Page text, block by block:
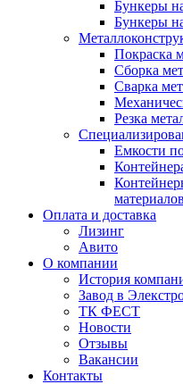
Бункеры
Бункеры
Покраска
Сборка
Сварка
Резка
Емкости
материалов
Оплата и доставка
Лизинг
Авито
О компании
История
Завод в
ТК ФЕСТ
Новости
Отзывы
Вакансии
Контакты